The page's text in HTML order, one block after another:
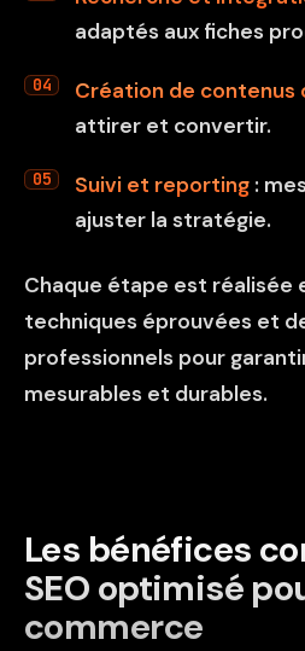
adaptés aux fiches
Création de contenus
attirer et convertir.
Suivi et reporting :
ajuster la stratégie.
Chaque étape est réalisée
techniques éprouvées et
professionnels pour
mesurables et durables.
Les bénéfices
SEO optimisé
commerce